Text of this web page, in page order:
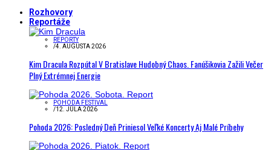
Rozhovory
Reportáže
REPORTY
/4. AUGUSTA 2026
Kim Dracula Rozpútal V Bratislave Hudobný Chaos. Fanúšikovia Zažili Večer
Plný Extrémnej Energie
POHODA FESTIVAL
/12. JÚLA 2026
Pohoda 2026: Posledný Deň Priniesol Veľké Koncerty Aj Malé Príbehy